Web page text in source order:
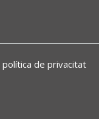
política de privacitat